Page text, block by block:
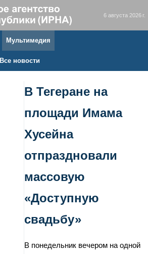
6 августа 2026 г.
Мультимедия
Все новости
В Тегеране на
площади Имама
Хусейна
отпраздновали
массовую
«Доступную
свадьбу»
В понедельник вечером на одной